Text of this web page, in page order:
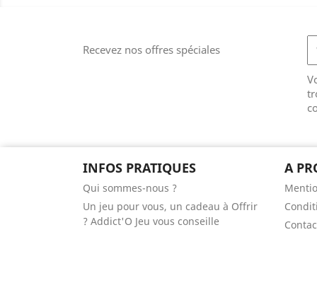
Recevez nos offres spéciales
INFOS PRATIQUES
Qui sommes-nous ?
Un jeu pour vous, un cadeau à Offrir
? Addict'O Jeu vous conseille
A